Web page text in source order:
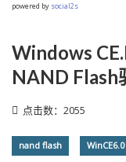
powered by social2s
Windows
NAND Flash
点击数：2055
nand flash WinCE6.0